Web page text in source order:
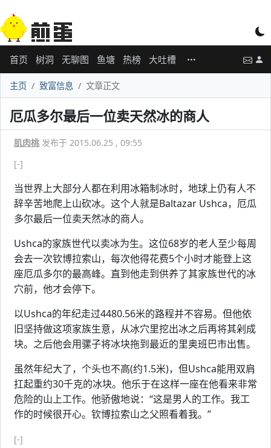
首页 树洞 无聊图 鱼塘 热榜 大吐槽
主页 致富信息 文章正文
厄瓜多尔最后一位卖天然冰的商人
肌肉桃 发布于 2015.06.25 , 09:55
[-]
当世界上大部分人都在利用冰箱制冰时，地球上仍有人不
辞辛苦地爬上山砍冰。这个人就是Baltazar Ushca，厄瓜
多尔最后一位卖天然冰的商人。
Ushca的家族世代以卖冰为生。这位68岁的老人至少每周
会去一次钦博拉索山，每次他得花费5个小时才能登上这
座厄瓜多尔的最高峰。直到他走到供养了其家族世代的冰
穴前，他才会停下。
以Ushca的年纪走过4480.56米的路程并不容易。但他依
旧坚持做这项家族生意，从冰穴里挖出冰之后再将其剁成
块。之后他会用骡子将冰块拖到最近的里奥班巴市出售。
虽然年纪大了，个头也不高(约1.5米)，但Ushca能用双肩
扛起重约30千克的冰块。他乐于在这样一座在他看来非常
危险的山上工作。他骄傲地说：“这是男人的工作。我工
作的时候很开心。钦博拉索山之父照看着我。”
[-]